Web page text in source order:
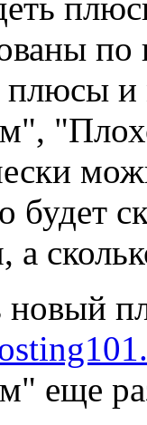
по
и
будет
новый
еще